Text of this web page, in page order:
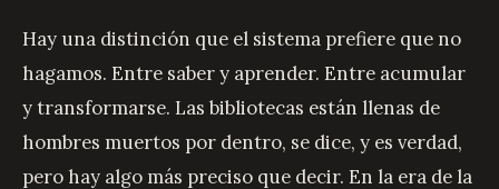
Hay una distinción que el sistema prefiere que no
hagamos. Entre saber y aprender. Entre acumular
y transformarse. Las bibliotecas están llenas de
hombres muertos por dentro, se dice, y es verdad,
pero hay algo más preciso que decir. En la era de la